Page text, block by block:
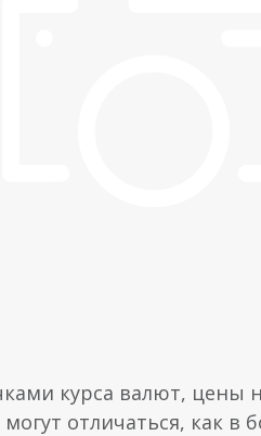
курса валют, цены
отличаться, как в